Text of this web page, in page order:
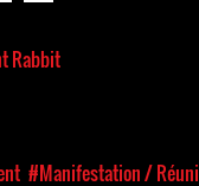
Rabbit
#Manifestation /